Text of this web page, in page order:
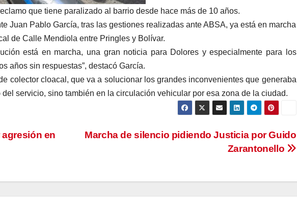
que tiene paralizado al barrio desde hace más de 10 años.
Juan Pablo García, tras las gestiones realizadas ante ABSA, ya está en marcha
de Calle Mendiola entre Pringles y Bolívar.
está en marcha, una gran noticia para Dolores y especialmente para los
años sin respuestas”, destacó García.
colector cloacal, que va a solucionar los grandes inconvenientes que generaba
servicio, sino también en la circulación vehicular por esa zona de la ciudad.
Marcha de silencio pidiendo Justicia por Guido
Zarantonello
en